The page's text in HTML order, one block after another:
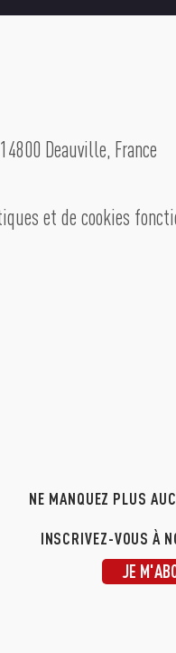
Deauville, France
et de cookies
NE MANQUEZ PLUS
INSCRIVEZ-VOUS À
JE